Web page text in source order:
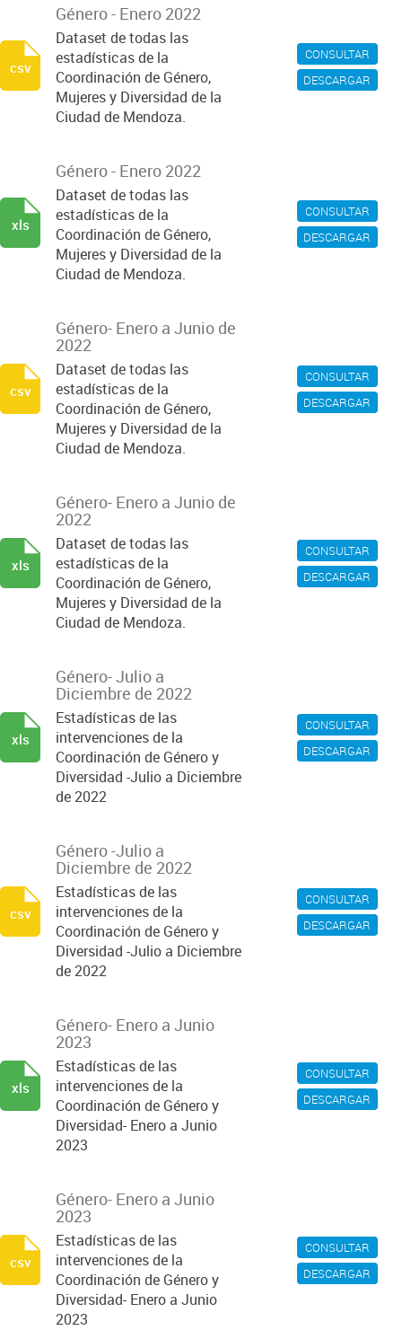
CONSULTAR
DESCARGAR
Género - Enero 2022
Dataset de todas las
estadísticas de la
Coordinación de Género,
Mujeres y Diversidad de la
Ciudad de Mendoza.
csv
CONSULTAR
DESCARGAR
Género - Enero 2022
Dataset de todas las
estadísticas de la
Coordinación de Género,
Mujeres y Diversidad de la
Ciudad de Mendoza.
xls
CONSULTAR
DESCARGAR
Género- Enero a Junio de
2022
Dataset de todas las
estadísticas de la
Coordinación de Género,
Mujeres y Diversidad de la
Ciudad de Mendoza.
csv
CONSULTAR
DESCARGAR
Género- Enero a Junio de
2022
Dataset de todas las
estadísticas de la
Coordinación de Género,
Mujeres y Diversidad de la
Ciudad de Mendoza.
xls
CONSULTAR
DESCARGAR
Género- Julio a
Diciembre de 2022
Estadísticas de las
intervenciones de la
Coordinación de Género y
Diversidad -Julio a Diciembre
de 2022
xls
CONSULTAR
DESCARGAR
Género -Julio a
Diciembre de 2022
Estadísticas de las
intervenciones de la
Coordinación de Género y
Diversidad -Julio a Diciembre
de 2022
csv
CONSULTAR
DESCARGAR
Género- Enero a Junio
2023
Estadísticas de las
intervenciones de la
Coordinación de Género y
Diversidad- Enero a Junio
2023
xls
CONSULTAR
DESCARGAR
Género- Enero a Junio
2023
Estadísticas de las
intervenciones de la
Coordinación de Género y
Diversidad- Enero a Junio
2023
csv